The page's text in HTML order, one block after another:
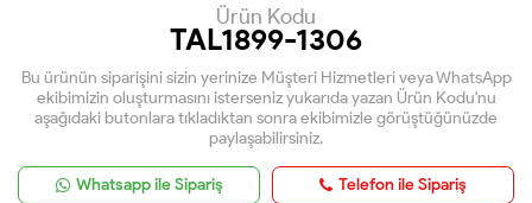
Ürün Kodu
TAL1899-1306
Bu ürünün siparişini sizin yerinize Müşteri Hizmetleri veya WhatsApp
ekibimizin oluşturmasını isterseniz yukarıda yazan Ürün Kodu'nu
aşağıdaki butonlara tıkladıktan sonra ekibimizle görüştüğünüzde
paylaşabilirsiniz.
Whatsapp ile Sipariş Telefon ile Sipariş